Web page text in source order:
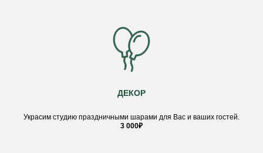
ДЕКОР
Украсим студию праздничными шарами для Вас и ваших гостей.
3 000₽